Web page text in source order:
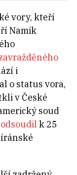
vory, kteří
Namik
i
o status vora,
v České
soud
odsoudil k 25